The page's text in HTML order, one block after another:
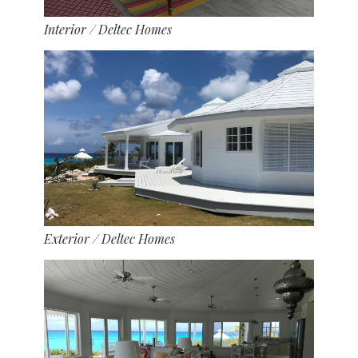
Interior/ Deltec Homes
Exterior/ Deltec Homes